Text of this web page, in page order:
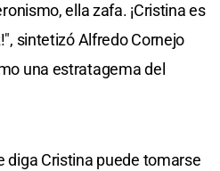
ella zafa. ¡Cristina es
sintetizó Alfredo Cornejo
una estratagema del
diga Cristina puede tomarse